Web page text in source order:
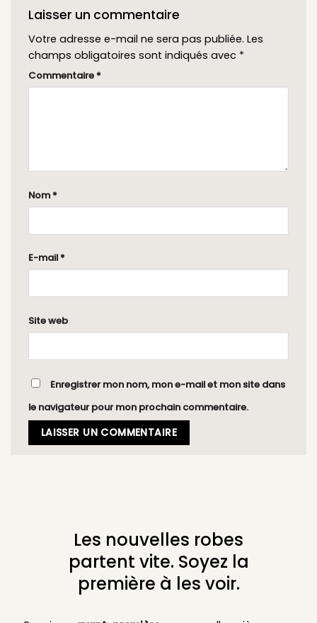
Laisser un commentaire
Votre adresse e-mail ne sera pas publiée. Les
champs obligatoires sont indiqués avec *
Commentaire *
Nom *
E-mail *
Site web
Enregistrer mon nom, mon e-mail et mon site dans
le navigateur pour mon prochain commentaire.
Les nouvelles robes
partent vite. Soyez la
première à les voir.